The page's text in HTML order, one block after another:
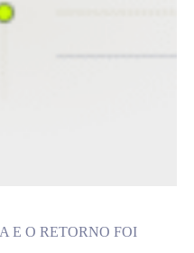
E O RETORNO FOI